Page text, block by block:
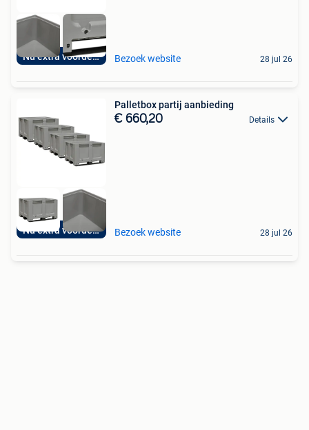
Nu extra voordelig Bezoek website 28 jul 26
Nu extra voordelig
Palletbox partij aanbieding
€ 660,20 Details
Bezoek website 28 jul 26